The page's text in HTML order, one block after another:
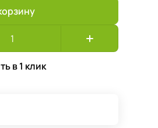
в 1 клик